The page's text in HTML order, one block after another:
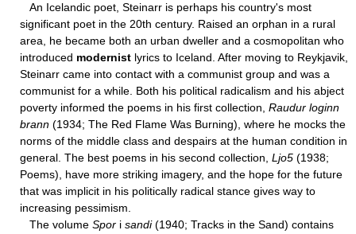
An Icelandic poet, Steinarr is perhaps his country's most
significant poet in the 20th century. Raised an orphan in a rural
area, he became both an urban dweller and a cosmopolitan who
introduced modernist lyrics to Iceland. After moving to Reykjavik,
Steinarr came into contact with a communist group and was a
communist for a while. Both his political radicalism and his abject
poverty informed the poems in his first collection, Raudur loginn
brann (1934; The Red Flame Was Burning), where he mocks the
norms of the middle class and despairs at the human condition in
general. The best poems in his second collection, Ljo5 (1938;
Poems), have more striking imagery, and the hope for the future
that was implicit in his politically radical stance gives way to
increasing pessimism.
The volume Spor i sandi(1940; Tracks in the Sand) contains